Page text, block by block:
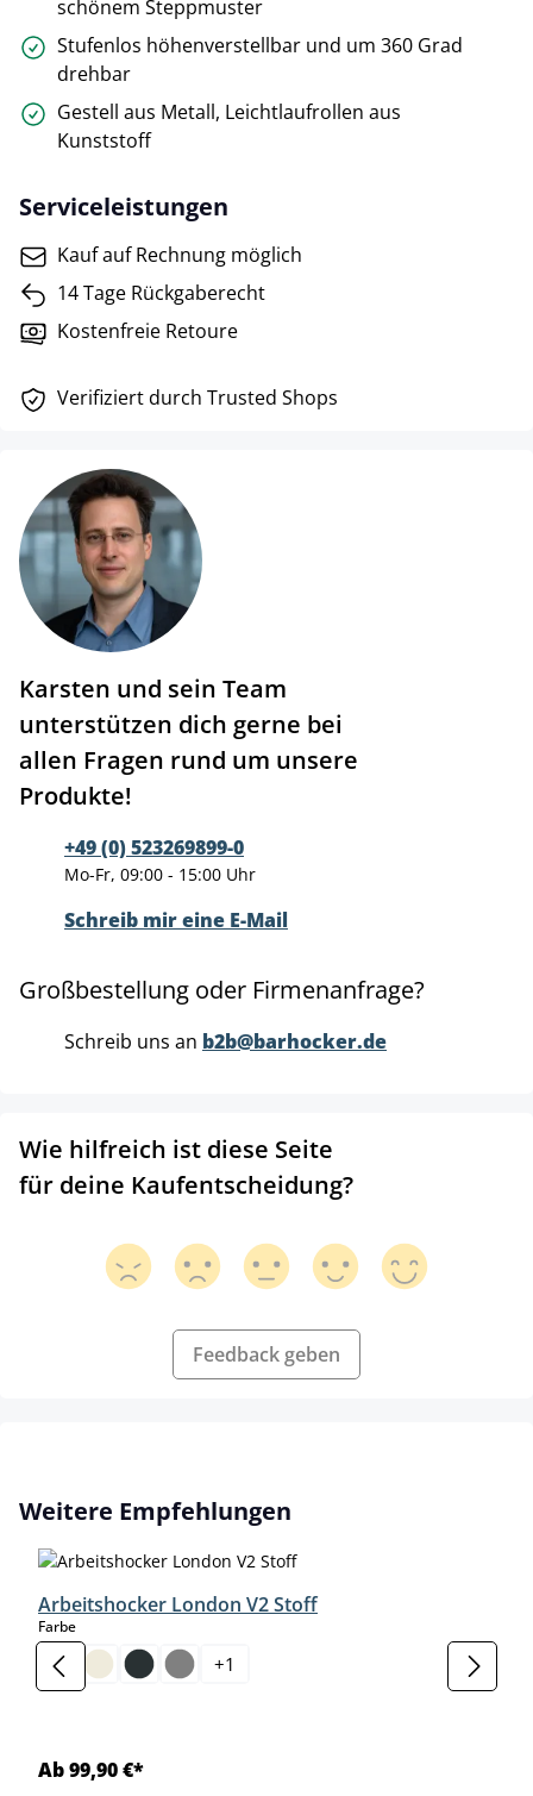
schönem Steppmuster
Stufenlos höhenverstellbar und um 360 Grad
drehbar
Gestell aus Metall, Leichtlaufrollen aus
Kunststoff
Serviceleistungen
Kauf auf Rechnung möglich
14 Tage Rückgaberecht
Kostenfreie Retoure
Verifiziert durch Trusted Shops
Karsten und sein Team
unterstützen dich gerne bei
allen Fragen rund um unsere
Produkte!
+49 (0) 523269899-0
Mo-Fr, 09:00 - 15:00 Uhr
Schreib mir eine E-Mail
Großbestellung oder Firmenanfrage?
Schreib uns an b2b@barhocker.de
Wie hilfreich ist diese Seite
für deine Kaufentscheidung?
Feedback geben
Produktgalerie überspringen
Weitere Empfehlungen
Arbeitshocker London V2 Stoff
Farbeauswählen
+1
Ab 99,90 €*